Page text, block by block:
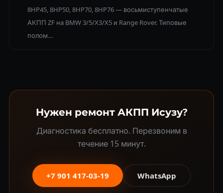
8HP45, 8HP50, 8HP70, 8HP76 — восьмиступенчатые
АКПП ZF на BMW 3/5/X3/X5 и Range Rover. Типовые
полом…
Нужен ремонт АКПП Исузу?
Диагностика бесплатно. Перезвоним в
течение 15 минут.
+7 901 417-03-19 WhatsApp